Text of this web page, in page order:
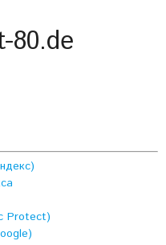
80.de
Protect)